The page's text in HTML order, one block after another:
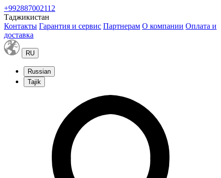
+992887002112
Таджикистан
Контакты Гарантия и сервис Партнерам О компании Оплата и
доставка
RU
Russian
Tajik